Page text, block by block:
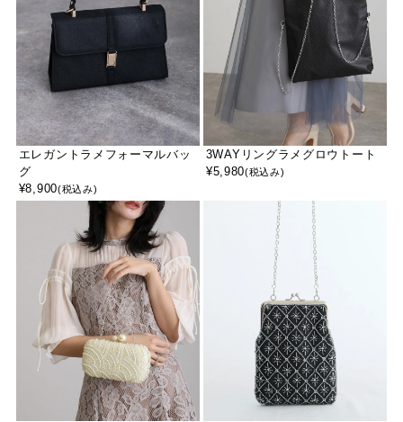
エレガントラメフォーマルバッ
グ
¥8,900(税込み)
3WAYリングラメグロウトート
¥5,980(税込み)